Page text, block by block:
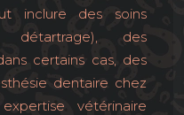
inclure des soins
détartrage), des
certains cas, des
dentaire chez
vétérinaire